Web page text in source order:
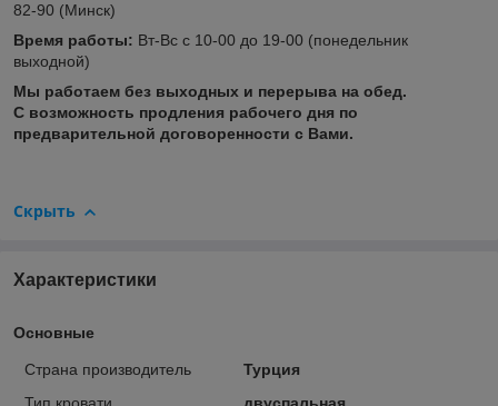
82-90 (Минск)​
Время работы: Вт-Вс с 10-00 до 19-00 (понедельник
выходной)
Мы работаем без выходных и перерыва на обед.
С возможность продления рабочего дня по
предварительной договоренности с Вами.
Скрыть
Характеристики
Основные
Страна производитель
Турция
Тип кровати
двуспальная